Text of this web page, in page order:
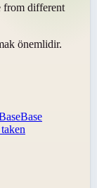
from different
önemlidir.
Base